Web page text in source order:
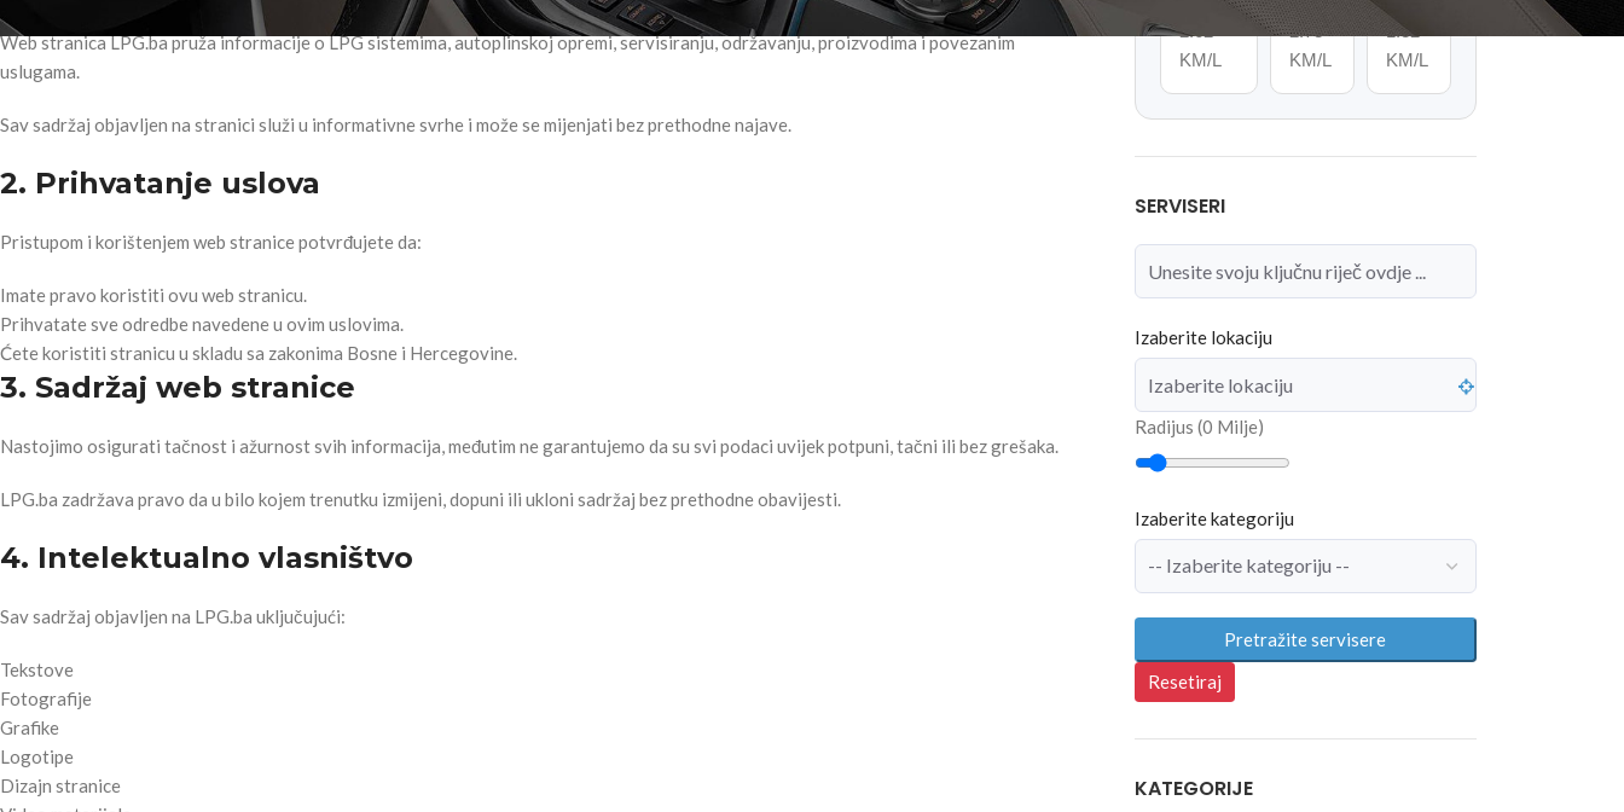
Web stranica LPG.ba pruža informacije o LPG sistemima, autoplinskoj opremi, servisiranju, održavanju, proizvodima i povezanim
uslugama.
Sav sadržaj objavljen na stranici služi u informativne svrhe i može se mijenjati bez prethodne najave.
2. Prihvatanje uslova
Pristupom i korištenjem web stranice potvrđujete da:
Imate pravo koristiti ovu web stranicu.
Prihvatate sve odredbe navedene u ovim uslovima.
Ćete koristiti stranicu u skladu sa zakonima Bosne i Hercegovine.
3. Sadržaj web stranice
Nastojimo osigurati tačnost i ažurnost svih informacija, međutim ne garantujemo da su svi podaci uvijek potpuni, tačni ili bez grešaka.
LPG.ba zadržava pravo da u bilo kojem trenutku izmijeni, dopuni ili ukloni sadržaj bez prethodne obavijesti.
4. Intelektualno vlasništvo
Sav sadržaj objavljen na LPG.ba uključujući:
Tekstove
Fotografije
Grafike
Logotipe
Dizajn stranice
2.62
KM/L
2.78
KM/L
1.32
KM/L
SERVISERI
Izaberite lokaciju
Radijus (0 Milje)
Izaberite kategoriju
Pretražite servisere
Resetiraj
KATEGORIJE